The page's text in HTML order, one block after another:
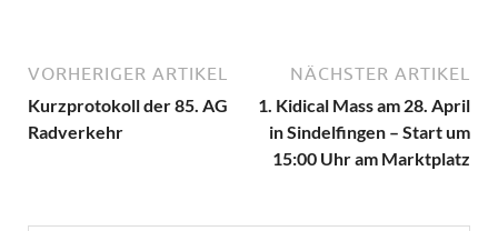
VORHERIGER ARTIKEL
Kurzprotokoll der 85. AG
Radverkehr
NÄCHSTER ARTIKEL
1. Kidical Mass am 28. April
in Sindelfingen – Start um
15:00 Uhr am Marktplatz